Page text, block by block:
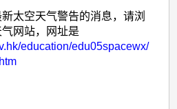
太空天气警告的消息，请浏
网站，网址是
education/edu05spacewx/